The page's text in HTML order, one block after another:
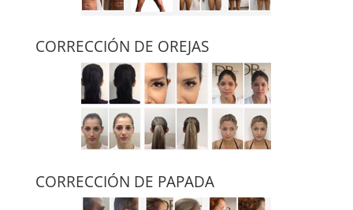
CORRECCIÓN DE OREJAS
CORRECCIÓN DE PAPADA